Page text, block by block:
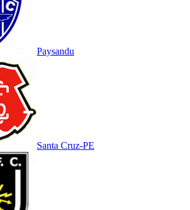
Paysandu
Santa Cruz-PE